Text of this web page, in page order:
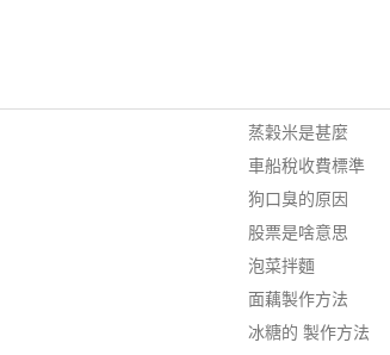
蒸穀米是甚麼
車船稅收費標準
狗口臭的原因
股票是啥意思
泡菜拌麵
面藕製作方法
冰糖的 製作方法